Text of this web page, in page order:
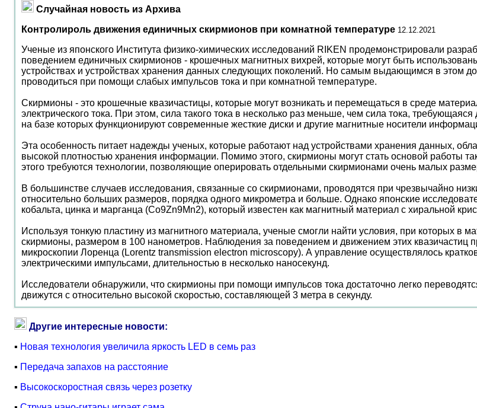
Случайная новость из Архива
Контролироль движения единичных скирмионов при комнатной температуре 12.12.2021
Ученые из японского Института физико-химических исследований RIKEN продемонстрировали
поведением единичных скирмионов - крошечных магнитных вихрей, которые могут быть
устройствах и устройствах хранения данных следующих поколений. Но самым выдающимся в этом
проводиться при помощи слабых импульсов тока и при комнатной температуре.
Скирмионы - это крошечные квазичастицы, которые могут возникать и перемещаться в среде
электрического тока. При этом, сила такого тока в несколько раз меньше, чем сила тока,
на базе которых функционируют современные жесткие диски и другие магнитные носители
Эта особенность питает надежды ученых, которые работают над устройствами хранения данных,
высокой плотностью хранения информации. Помимо этого, скирмионы могут стать основой работы
этого требуются технологии, позволяющие оперировать отдельными скирмионами очень малых
В большинстве случаев исследования, связанные со скирмионами, проводятся при чрезвычайно
относительно больших размеров, порядка одного микрометра и больше. Однако японские
кобальта, цинка и марганца (Co9Zn9Mn2), который известен как магнитный материал с хиральной
Используя тонкую пластину из магнитного материала, ученые смогли найти условия, при которых в
скирмионы, размером в 100 нанометров. Наблюдения за поведением и движением этих квазичастиц
микроскопии Лоренца (Lorentz transmission electron microscopy). А управление осуществлялось
электрическими импульсами, длительностью в несколько наносекунд.
Исследователи обнаружили, что скирмионы при помощи импульсов тока достаточно легко
движутся с относительно высокой скоростью, составляющей 3 метра в секунду.
Другие интересные новости:
▪ Новая технология увеличила яркость LED в семь раз
▪ Передача запахов на расстояние
▪ Высокоскоростная связь через розетку